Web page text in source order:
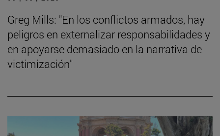
Greg Mills: "En los conflictos armados, hay
peligros en externalizar responsabilidades y
en apoyarse demasiado en la narrativa de
victimización"